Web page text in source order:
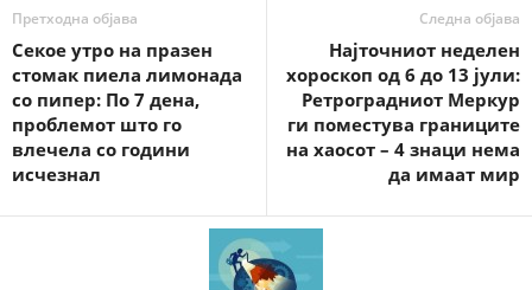
Претходна објава
Секое утро на празен
стомак пиела лимонада
со пипер: По 7 дена,
проблемот што го
влечела со години
исчезнал
Следна објава
Најточниот неделен
хороскоп од 6 до 13 јули:
Ретроградниот Меркур
ги поместува границите
на хаосот – 4 знаци нема
да имаат мир